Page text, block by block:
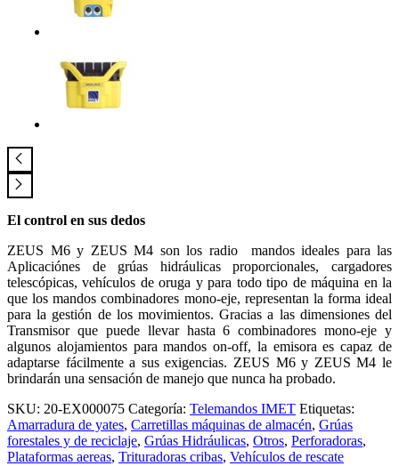
El control en sus dedos
ZEUS M6 y ZEUS M4 son los radio mandos ideales para las
Aplicaciónes de grúas hidráulicas proporcionales, cargadores
telescópicas, vehículos de oruga y para todo tipo de máquina en la
que los mandos combinadores mono-eje, representan la forma ideal
para la gestión de los movimientos. Gracias a las dimensiones del
Transmisor que puede llevar hasta 6 combinadores mono-eje y
algunos alojamientos para mandos on-off, la emisora es capaz de
adaptarse fácilmente a sus exigencias. ZEUS M6 y ZEUS M4 le
brindarán una sensación de manejo que nunca ha probado.
SKU: 20-EX000075 Categoría: Telemandos IMET Etiquetas:
Amarradura de yates, Carretillas máquinas de almacén, Grúas
forestales y de reciclaje, Grúas Hidráulicas, Otros, Perforadoras,
Plataformas aereas, Trituradoras cribas, Vehículos de rescate